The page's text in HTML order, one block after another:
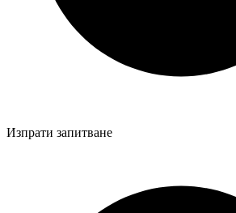
Изпрати запитване